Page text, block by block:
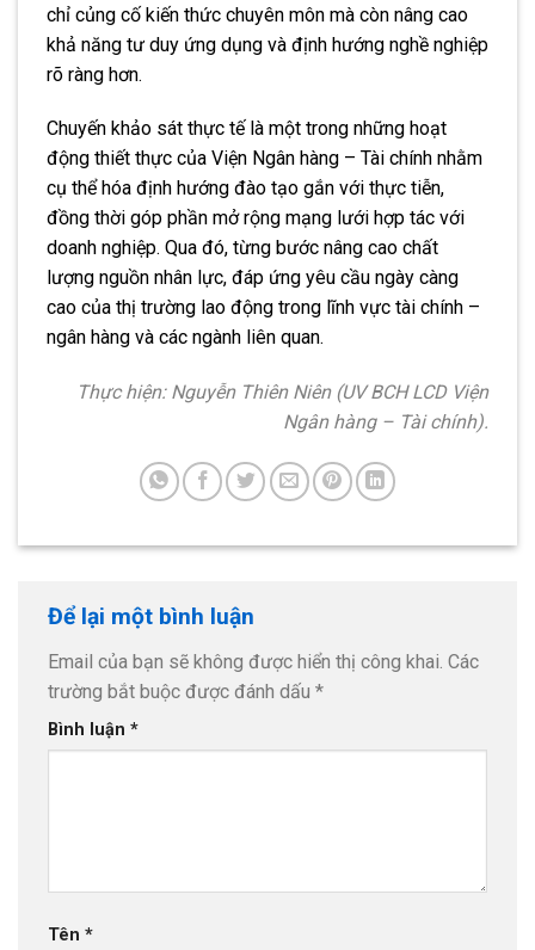
chỉ củng cố kiến thức chuyên môn mà còn nâng cao
khả năng tư duy ứng dụng và định hướng nghề nghiệp
rõ ràng hơn.
Chuyến khảo sát thực tế là một trong những hoạt
động thiết thực của Viện Ngân hàng – Tài chính nhằm
cụ thể hóa định hướng đào tạo gắn với thực tiễn,
đồng thời góp phần mở rộng mạng lưới hợp tác với
doanh nghiệp. Qua đó, từng bước nâng cao chất
lượng nguồn nhân lực, đáp ứng yêu cầu ngày càng
cao của thị trường lao động trong lĩnh vực tài chính –
ngân hàng và các ngành liên quan.
Thực hiện: Nguyễn Thiên Niên (UV BCH LCD Viện
Ngân hàng – Tài chính).
Để lại một bình luận
Email của bạn sẽ không được hiển thị công khai. Các
trường bắt buộc được đánh dấu *
Bình luận *
Tên *